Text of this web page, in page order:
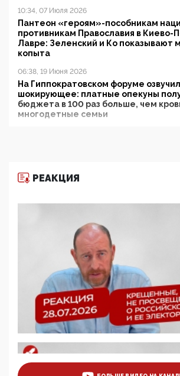
10:34, 07 Июля 2026
Пантеон «героям»-пособникам
противникам Православия в Киево-
Лавре: Зеленский и Ко показывают
копыта
06:38, 19 Июня 2026
На Гиппократовском форуме
шокирующее: платные опекуны
бюджета в 100 раз больше, чем
многодетные семьи
11:53, 09 Июня 2026
деятельность ИИТО ЮНЕСКО в
цифроглобалисты продолжают
повестку в образовании
09:43, 01 Июня 2026
5G за счет здоровья граждан:
отобрать у регионов и
защищать жилые дома и
05:58, 26 Мая 2026
Роскомнадзор освободили от борца
деструктивным и опасным
07:39, 25 Мая 2026
ценностей: «Новые люди»
РЕАКЦИЯ